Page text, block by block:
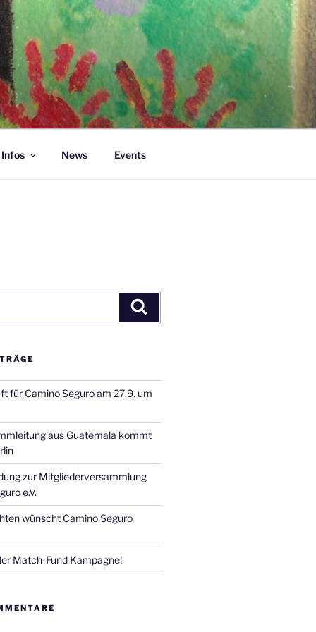
News Events
für Camino Seguro am 27.9. um
aus Guatemala kommt
zur Mitgliederversammlung
e.V.
wünscht Camino Seguro
Match-Fund Kampagne!